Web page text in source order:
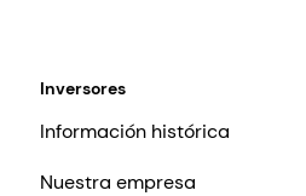
Inversores
Información histórica
Nuestra empresa